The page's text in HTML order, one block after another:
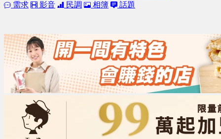
需求
影音 民調 相簿 話題